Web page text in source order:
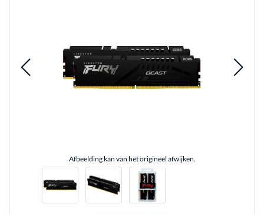
Afbeelding kan van het origineel afwijken.